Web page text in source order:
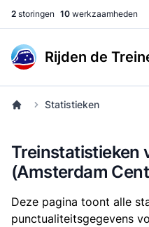
2 storingen 10 werkzaamheden
Rijden de
Statistieken
Treinstatistieken
(Amsterdam
Deze pagina toont alle
punctualiteitsgegevens